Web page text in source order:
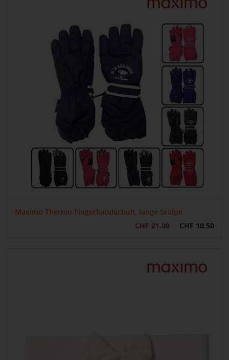
Maximo Thermo-Fingerhandschuh, lange Stulpe
CHF 21.00
CHF 10.50